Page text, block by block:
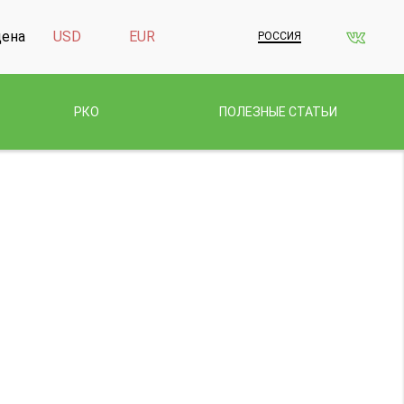
USD EUR РОССИЯ
РКО ПОЛЕЗНЫЕ СТАТЬИ